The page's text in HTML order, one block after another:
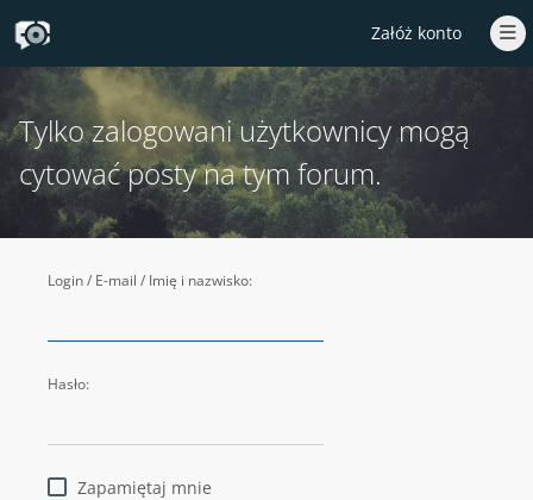
Załóż konto
Tylko zalogowani użytkownicy mogą
cytować posty na tym forum.
Login / E-mail / Imię i nazwisko:
Hasło:
Zapamiętaj mnie